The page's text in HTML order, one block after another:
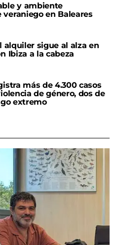
y ambiente
en Baleares
alquiler sigue al alza en
Ibiza a la cabeza
más de 4.300 casos
de género, dos de
extremo